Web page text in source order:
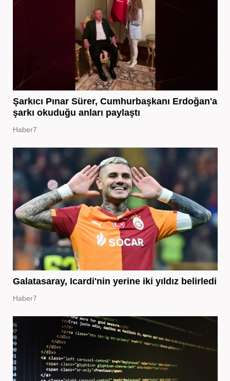
Şarkıcı Pınar Sürer, Cumhurbaşkanı Erdoğan'a
şarkı okuduğu anları paylaştı
Haber7
Galatasaray, Icardi'nin yerine iki yıldız belirledi
Haber7